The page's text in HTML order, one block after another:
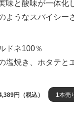
味と酸味が一体化
ようなスパイシー
ドネ100％
塩焼き、ホタテと
円（税込） 1本売